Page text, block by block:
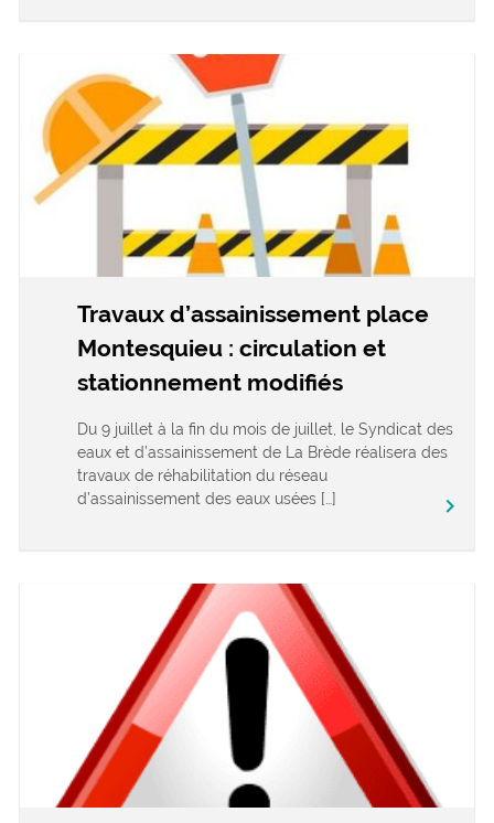
Travaux d’assainissement place
Montesquieu : circulation et
stationnement modifiés
Du 9 juillet à la fin du mois de juillet, le Syndicat des
eaux et d’assainissement de La Brède réalisera des
travaux de réhabilitation du réseau
d’assainissement des eaux usées […]
keyboard_arrow_right